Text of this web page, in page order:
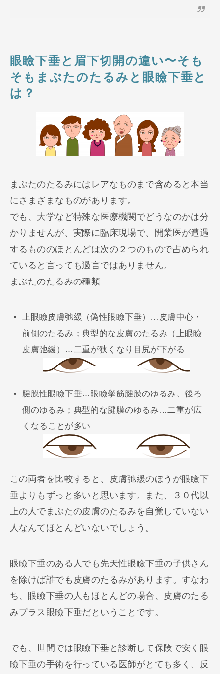
眼瞼下垂と眉下切開の違い〜そも
そもまぶたのたるみと眼瞼下垂と
は？
まぶたのたるみにはレアなものまで含めると本当
にさまざまなものがあります。
でも、大学など特殊な医療機関でどうなのかは分
かりませんが、実際に臨床現場で、開業医が遭遇
するもののほとんどは次の２つのもので占められ
ていると言っても過言ではありません。
まぶたのたるみの種類
上眼瞼皮膚弛緩（偽性眼瞼下垂）…皮膚中心・
前側のたるみ；典型的な皮膚のたるみ（上眼瞼
皮膚弛緩）…二重が狭くなり目尻が下がる
腱膜性眼瞼下垂…眼瞼挙筋腱膜のゆるみ、後ろ
側のゆるみ；典型的な腱膜のゆるみ…二重が広
くなることが多い
この両者を比較すると、皮膚弛緩のほうが眼瞼下
垂よりもずっと多いと思います。また、３０代以
上の人でまぶたの皮膚のたるみを自覚していない
人なんてほとんどいないでしょう。
眼瞼下垂のある人でも先天性眼瞼下垂の子供さん
を除けば誰でも皮膚のたるみがあります。すなわ
ち、眼瞼下垂の人もほとんどの場合、皮膚のたる
みプラス眼瞼下垂だということです。
でも、世間では眼瞼下垂と診断して保険で安く眼
瞼下垂の手術を行っている医師がとても多く、反